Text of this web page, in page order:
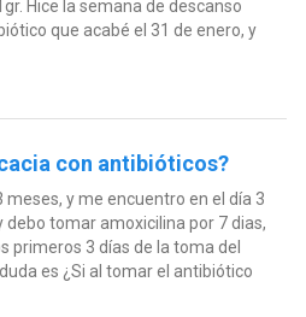
Hice la semana de descanso
que acabé el 31 de enero, y
con antibióticos?
y me encuentro en el día 3
debo tomar amoxicilina por 7 dias,
primeros 3 días de la toma del
es ¿Si al tomar el antibiótico